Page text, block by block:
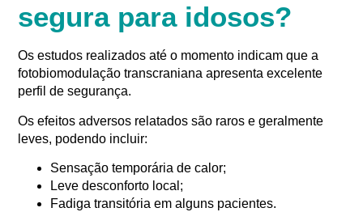
segura para idosos?
Os estudos realizados até o momento indicam que a
fotobiomodulação transcraniana apresenta excelente
perfil de segurança.
Os efeitos adversos relatados são raros e geralmente
leves, podendo incluir:
Sensação temporária de calor;
Leve desconforto local;
Fadiga transitória em alguns pacientes.